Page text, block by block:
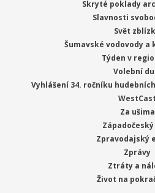
Skryté poklady
Slavnosti
Svět
Šumavské vodovody a
Týden v
Volební
Vyhlášení 34. ročníku
WestCast
Za ušima
Zpravodajský
Zprávy
Ztráty a
Život na